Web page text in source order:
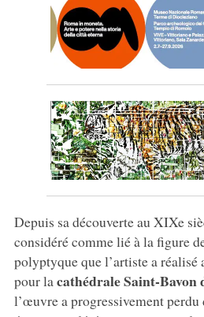
Depuis sa découverte au XIXe
considéré comme lié à la figure
polyptyque que l’artiste a réalisé
pour la cathédrale Saint-Bavon
l’œuvre a progressivement perdu